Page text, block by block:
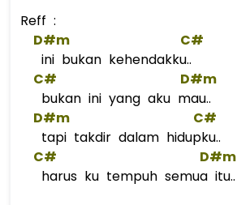
Reff :
D#m
C#
ini bukan kehendakku..
C#
D#m
bukan ini yang aku mau..
D#m
C#
tapi takdir dalam hidupku..
C#
D#m
harus ku tempuh semua itu..